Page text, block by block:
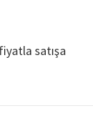
satışa